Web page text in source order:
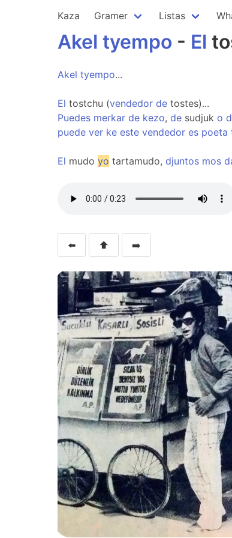
Kaza Gramer Listas
Akel tyempo - El
Akel tyempo...
El tostchu (vendedor de tostes)...
Puedes merkar de kezo, de sudjuk o
puede ver ke este vendedor es poeta
El mudo yo tartamudo, djuntos mos
⬅️ ⬆️ ➡️